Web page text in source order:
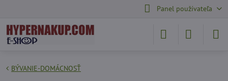
Panel používateľa
BÝVANIE-DOMÁCNOSŤ